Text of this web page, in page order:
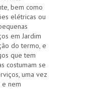
bem como
elétricas ou
em Jardim
do termo, e
que tem
costumam se
uma vez
nem